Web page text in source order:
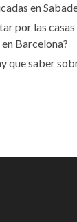
en
por las casas
Barcelona?
que saber